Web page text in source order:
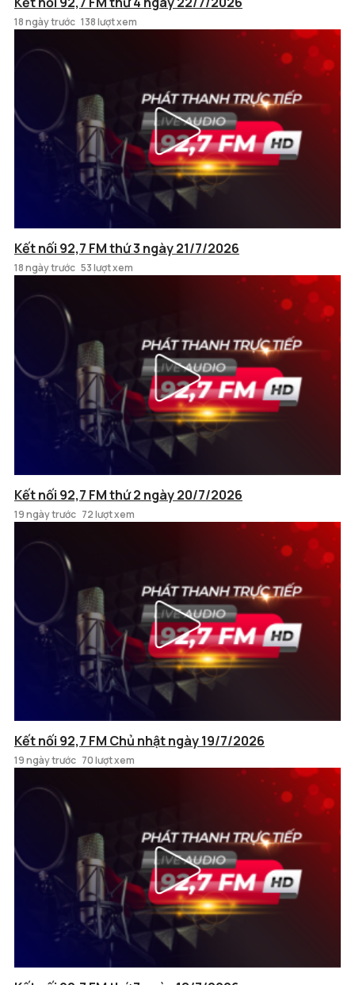
18 ngày trước 138 lượt xem
Kết nối 92,7 FM thứ 3 ngày 21/7/2026
18 ngày trước 53 lượt xem
Kết nối 92,7 FM thứ 2 ngày 20/7/2026
19 ngày trước 72 lượt xem
Kết nối 92,7 FM Chủ nhật ngày 19/7/2026
19 ngày trước 70 lượt xem